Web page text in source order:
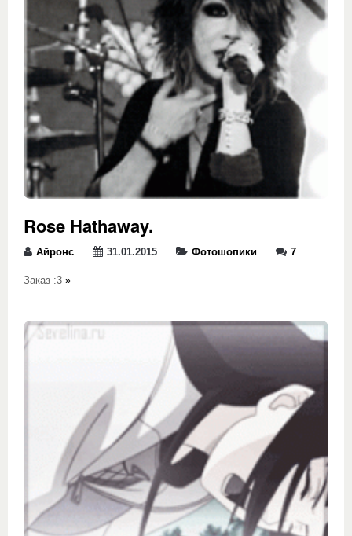
Rose Hathaway.
Айронс 31.01.2015 Фотошопики 7
Заказ :3 »